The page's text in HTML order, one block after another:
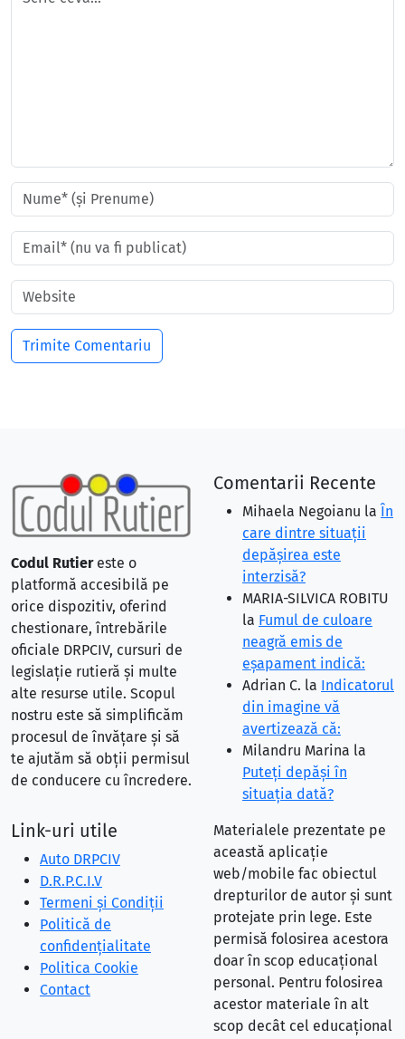
Codul Rutiereste o
platformă accesibilă pe
orice dispozitiv, oferind
chestionare, întrebările
oficiale DRPCIV, cursuri de
legislație rutieră și multe
alte resurse utile. Scopul
nostru este să simplificăm
procesul de învățare și să
te ajutăm să obții permisul
de conducere cu încredere.
Comentarii Recente
Mihaela Negoianu la În
care dintre situaţii
depăşirea este
interzisă?
MARIA-SILVICA ROBITU
la Fumul de culoare
neagră emis de
eşapament indică:
Adrian C. la Indicatorul
din imagine vă
avertizează că:
Milandru Marina la
Puteţi depăşi în
situaţia dată?
Link-uri utile
Auto DRPCIV
D.R.P.C.I.V
Termeni și Condiții
Politică de
confidențialitate
Politica Cookie
Contact
Materialele prezentate pe
această aplicație
web/mobile fac obiectul
drepturilor de autor și sunt
protejate prin lege. Este
permisă folosirea acestora
doar în scop educațional
personal. Pentru folosirea
acestor materiale în alt
scop decât cel educațional